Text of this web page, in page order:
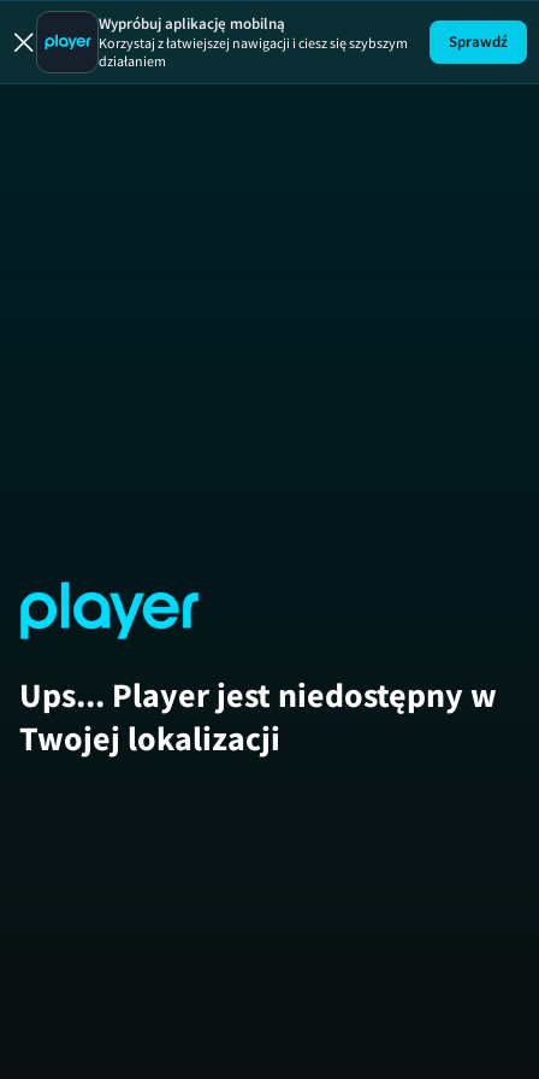
Wypróbuj aplikację mobilną
Korzystaj z łatwiejszej nawigacji i ciesz się szybszym
działaniem
Sprawdź
Ups... Player jest niedostępny w
Twojej lokalizacji